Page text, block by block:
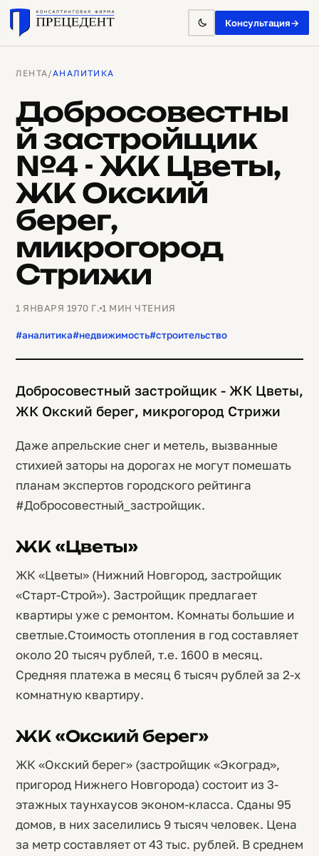
Консультация→
ЛЕНТА/АНАЛИТИКА
Добросовестны
й застройщик
№4 - ЖК Цветы,
ЖК Окский
берег,
микрогород
Стрижи
1 ЯНВАРЯ 1970 Г.1 МИН ЧТЕНИЯ
#аналитика#недвижимость#строительство
Добросовестный застройщик - ЖК Цветы,
ЖК Окский берег, микрогород Стрижи
Даже апрельские снег и метель, вызванные
стихией заторы на дорогах не могут помешать
планам экспертов городского рейтинга
#Добросовестный_застройщик.
ЖК «Цветы»
ЖК «Цветы» (Нижний Новгород, застройщик
«Старт-Строй»). Застройщик предлагает
квартиры уже с ремонтом. Комнаты большие и
светлые.Стоимость отопления в год составляет
около 20 тысяч рублей, т.е. 1600 в месяц.
Средняя платежа в месяц 6 тысяч рублей за 2-х
комнатную квартиру.
ЖК «Окский берег»
ЖК «Окский берег» (застройщик «Экоград»,
пригород Нижнего Новгорода) состоит из 3-
этажных таунхаусов эконом-класса. Сданы 95
домов, в них заселились 9 тысяч человек. Цена
за метр составляет от 43 тыс. рублей. В среднем